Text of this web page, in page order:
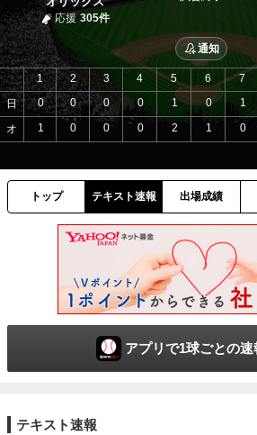
応援 305件
通知
日
オ
1 2 3 4 5 6 7
0
0 0 0 1 0 1
1
0 0 0 2 1 0
トップ テキスト速報 出場成績
アプリで1球ごとの速
テキスト速報